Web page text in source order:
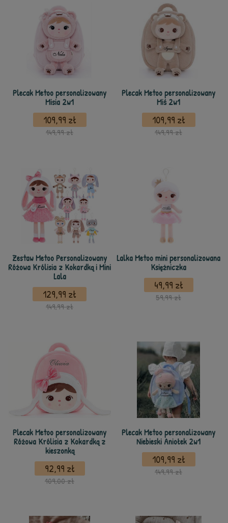
Plecak Metoo personalizowany
Misia 2w1
109,99 zł
149,99 zł
Plecak Metoo personalizowany
Miś 2w1
109,99 zł
149,99 zł
Zestaw Metoo Personalizowany
Różowa Królisia z Kokardką i Mini
Lala
129,99 zł
149,99 zł
Lalka Metoo mini personalizowana
Księżniczka
49,99 zł
59,99 zł
Plecak Metoo personalizowany
Różowa Królisia z Kokardką z
kieszonką
92,99 zł
109,00 zł
Plecak Metoo personalizowany
Niebieski Aniołek 2w1
109,99 zł
149,99 zł